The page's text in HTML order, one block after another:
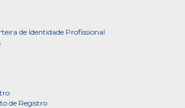
de Identidade Profissional
de Registro